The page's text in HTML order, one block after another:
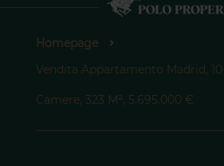
Homepage
Vendita Appartamento Madrid, 10
Camere, 323 M², 5.695.000 €